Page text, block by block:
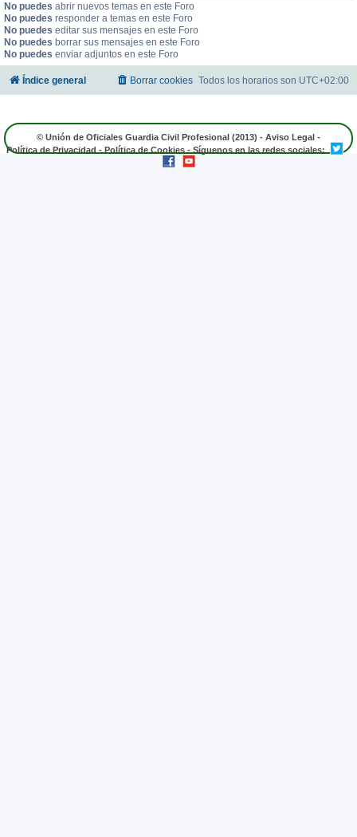
No puedes abrir nuevos temas en este Foro
No puedes responder a temas en este Foro
No puedes editar sus mensajes en este Foro
No puedes borrar sus mensajes en este Foro
No puedes enviar adjuntos en este Foro
Índice general Todos los horarios son UTC+02:00
Borrar cookies
© Unión de Oficiales Guardia Civil Profesional (2013) - Aviso Legal -
Política de Privacidad - Política de Cookies - Síguenos en las redes sociales: